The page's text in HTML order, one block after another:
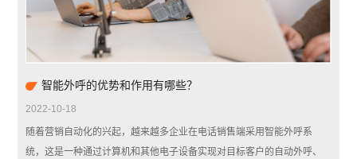
智能外呼的优势和作用有哪些？
2022-10-18
随着营销自动化的兴起，越来越多企业在电话销售端采用智能外呼系
统，这是一种通过计算机和其他电子设备实现对目标客户的自动外呼、